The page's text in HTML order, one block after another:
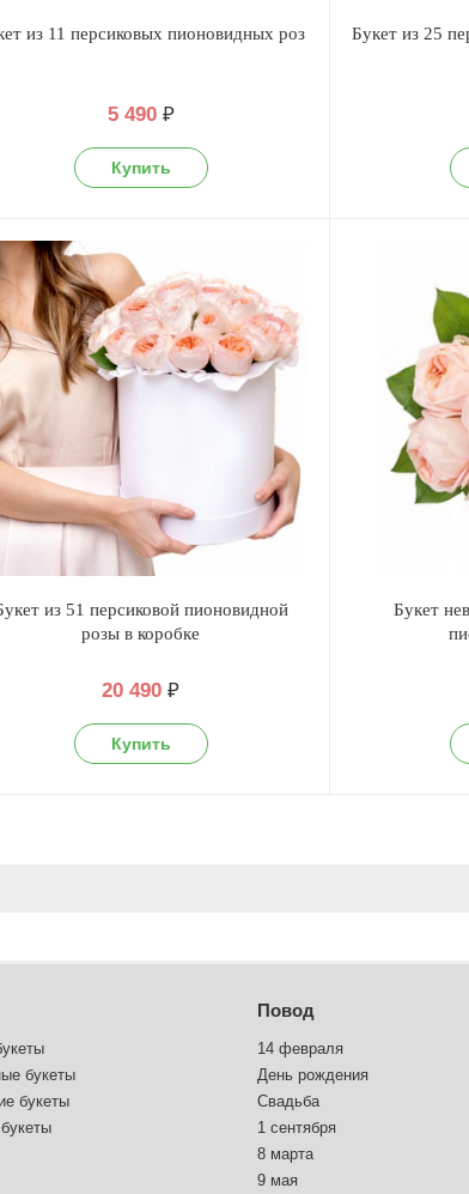
из 11 персиковых пионовидных роз
5 490 ₽
Букет из 25
из 51 персиковой пионовидной
розы в коробке
20 490₽
Букет
букеты
букеты
Повод
14 февраля
День рождения
Свадьба
1 сентября
8 марта
9 мая